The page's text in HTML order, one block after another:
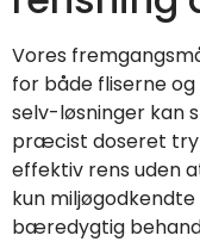
Vores
for både fliserne
selv-løsninger kan
præcist doseret
effektiv rens uden
kun
bæredygtig